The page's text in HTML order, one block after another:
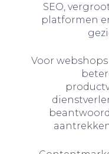
SEO,
platformen
Voor